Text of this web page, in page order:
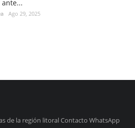
ante...
Ago 29, 2025
de la región litoral Contacto WhatsApp